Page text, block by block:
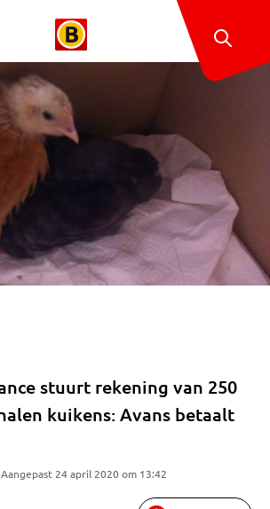
stuurt rekening van 250
kuikens: Avans betaalt
24 april 2020 om 13:42